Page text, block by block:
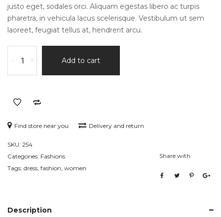
justo eget, sodales orci. Aliquam egestas libero ac turpis
pharetra, in vehicula lacus scelerisque. Vestibulum ut sem
laoreet, feugiat tellus at, hendrerit arcu.
-Rise
Skinny
quantity
+ Add to cart
Find store near you Delivery and return
SKU: 254
Categories: Fashions
Tags: dress, fashion, women
Share with
Description